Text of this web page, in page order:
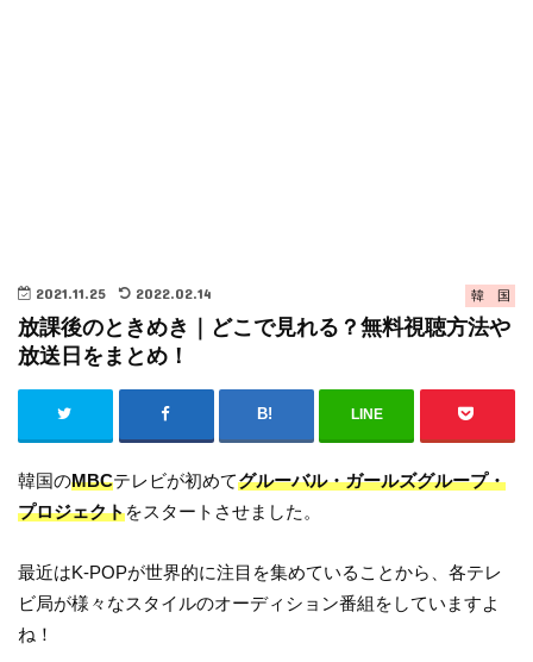
韓 国
2021.11.25 2022.02.14
放課後のときめき｜どこで見れる？無料視聴方法や
放送日をまとめ！
LINE
韓国のMBCテレビが初めてグルーバル・ガールズグループ・
プロジェクトをスタートさせました。
最近はK-POPが世界的に注目を集めていることから、各テレ
ビ局が様々なスタイルのオーディション番組をしていますよ
ね！